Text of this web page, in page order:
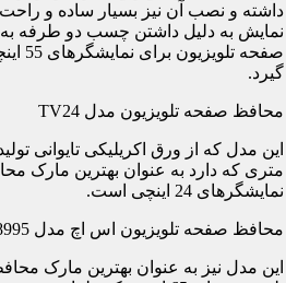
داشته و نصب آن نیز بسیار ساده و
نمایش به دلیل داشتن چسب دو طرفه
گیرد.
محافظ صفحه تلویزیون مدل TV24
این مدل که از ورق اکریلیکی تایوانی
متری که دارد به عنوان بهترین مارک
نمایشگرهای 24 اینچی است.
محافظ صفحه تلویزیون اس اچ مدل S_65-8995
این مدل نیز به عنوان بهترین مارک